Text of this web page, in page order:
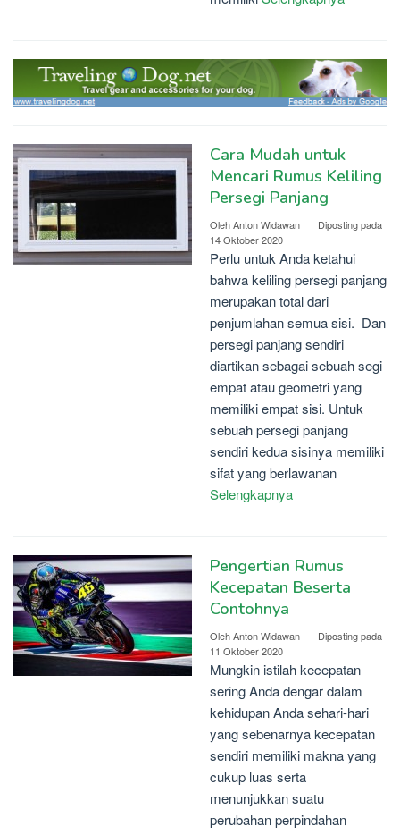
Cara Mudah untuk
Mencari Rumus Keliling
Persegi Panjang
OlehAnton Widawan
Diposting pada
14 Oktober 2020
Perlu untuk Anda ketahui
bahwa keliling persegi panjang
merupakan total dari
penjumlahan semua sisi. Dan
persegi panjang sendiri
diartikan sebagai sebuah segi
empat atau geometri yang
memiliki empat sisi. Untuk
sebuah persegi panjang
sendiri kedua sisinya memiliki
sifat yang berlawanan
Selengkapnya
Pengertian Rumus
Kecepatan Beserta
Contohnya
OlehAnton Widawan
Diposting pada
11 Oktober 2020
Mungkin istilah kecepatan
sering Anda dengar dalam
kehidupan Anda sehari-hari
yang sebenarnya kecepatan
sendiri memiliki makna yang
cukup luas serta
menunjukkan suatu
perubahan perpindahan